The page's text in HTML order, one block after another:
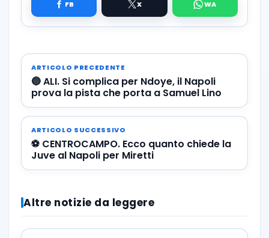
ARTICOLO PRECEDENTE
🔵 ALI. Si complica per Ndoye, il Napoli
prova la pista che porta a Samuel Lino
ARTICOLO SUCCESSIVO
⚽️ CENTROCAMPO. Ecco quanto chiede la
Juve al Napoli per Miretti
Altre notizie da leggere